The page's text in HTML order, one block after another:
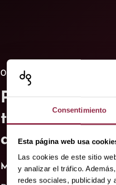
Consentimiento
Esta página web usa
Las cookies de este sitio
y analizar el tráfico.
redes sociales, publicidad y
05. abril 2022
Puerta
totalmente
arquitectura
MUTO Comfort L 80